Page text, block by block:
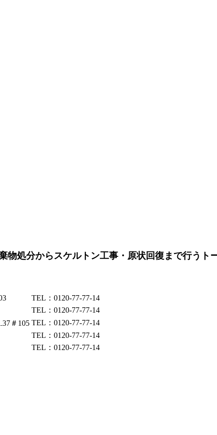
物処分からスケルトン工事・原状回復まで行うト
TEL：0120-77-77-14
TEL：0120-77-77-14
＃105 TEL：0120-77-77-14
TEL：0120-77-77-14
TEL：0120-77-77-14